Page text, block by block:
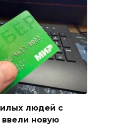
людей с
ввели новую